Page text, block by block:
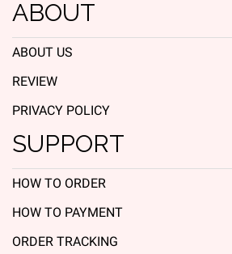
ABOUT
ABOUT US
REVIEW
PRIVACY POLICY
SUPPORT
HOW TO ORDER
HOW TO PAYMENT
ORDER TRACKING